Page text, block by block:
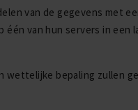
van de gegevens met
van hun servers in een
bepaling zullen